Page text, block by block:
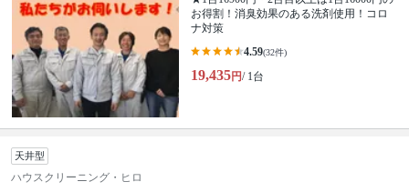
お得割！消臭効果のある洗剤使用！コロ
ナ対策
4.59(32件)
19,435円/ 1台
天井型
ハウスクリーニング・ヒロ